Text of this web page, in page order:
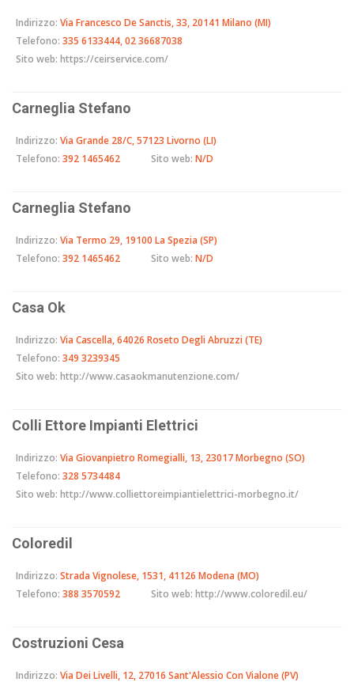
Indirizzo: Via Francesco De Sanctis, 33, 20141 Milano (MI)
Telefono: 335 6133444, 02 36687038
Sito web: https://ceirservice.com/
Carneglia Stefano
Indirizzo: Via Grande 28/C, 57123 Livorno (LI)
Telefono: 392 1465462 Sito web: N/D
Carneglia Stefano
Indirizzo: Via Termo 29, 19100 La Spezia (SP)
Telefono: 392 1465462 Sito web: N/D
Casa Ok
Indirizzo: Via Cascella, 64026 Roseto Degli Abruzzi (TE)
Telefono: 349 3239345
Sito web: http://www.casaokmanutenzione.com/
Colli Ettore Impianti Elettrici
Indirizzo: Via Giovanpietro Romegialli, 13, 23017 Morbegno (SO)
Telefono: 328 5734484
Sito web: http://www.colliettoreimpiantielettrici-morbegno.it/
Coloredil
Indirizzo: Strada Vignolese, 1531, 41126 Modena (MO)
Telefono: 388 3570592 Sito web: http://www.coloredil.eu/
Costruzioni Cesa
Indirizzo: Via Dei Livelli, 12, 27016 Sant'Alessio Con Vialone (PV)